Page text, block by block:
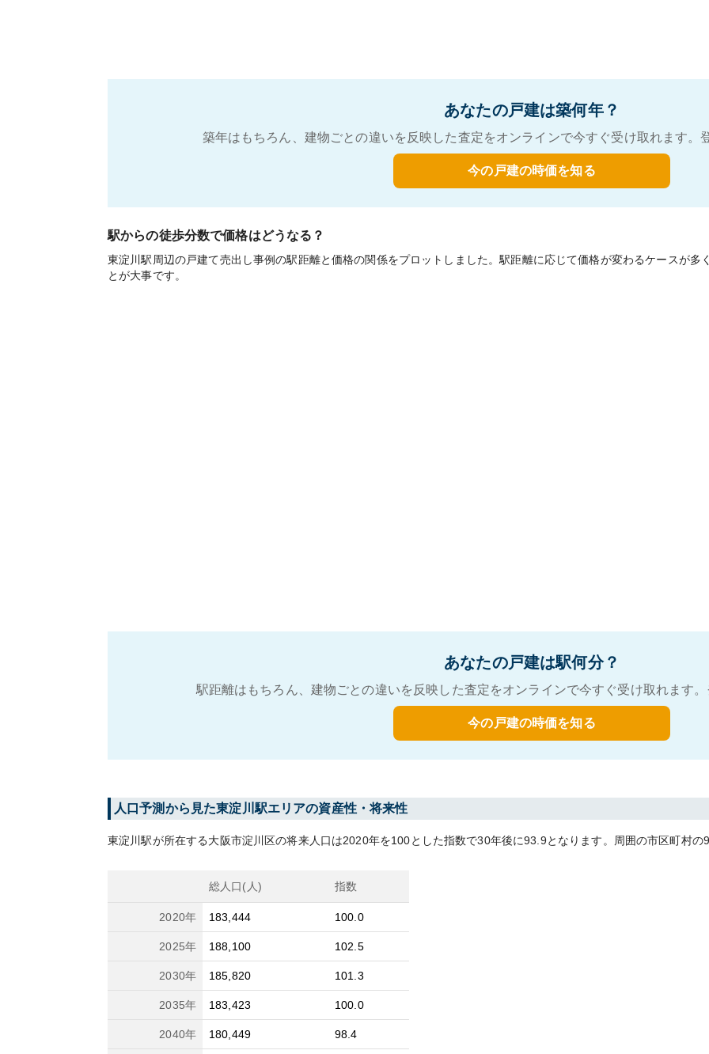
あなたの戸建は築何年？
築年はもちろん、建物ごとの違いを反映した査定をオンラインで今すぐ受け取れます。
今の戸建の時価を知る
駅からの徒歩分数で価格はどうなる？
東淀川駅周辺の戸建て売出し事例の駅距離と価格の関係をプロットしました。駅距離に応じて価格が変わるケースが多
とが大事です。
あなたの戸建は駅何分？
駅距離はもちろん、建物ごとの違いを反映した査定をオンラインで今すぐ受け取れます
今の戸建の時価を知る
人口予測から見た東淀川駅エリアの資産性・将来性
東淀川駅が所在する大阪市淀川区の将来人口は2020年を100とした指数で30年後に93.9となります。 周囲の市区町村の
総人口(人) 指数
2020年 183,444 100.0
2025年 188,100 102.5
2030年 185,820 101.3
2035年 183,423 100.0
2040年 180,449 98.4